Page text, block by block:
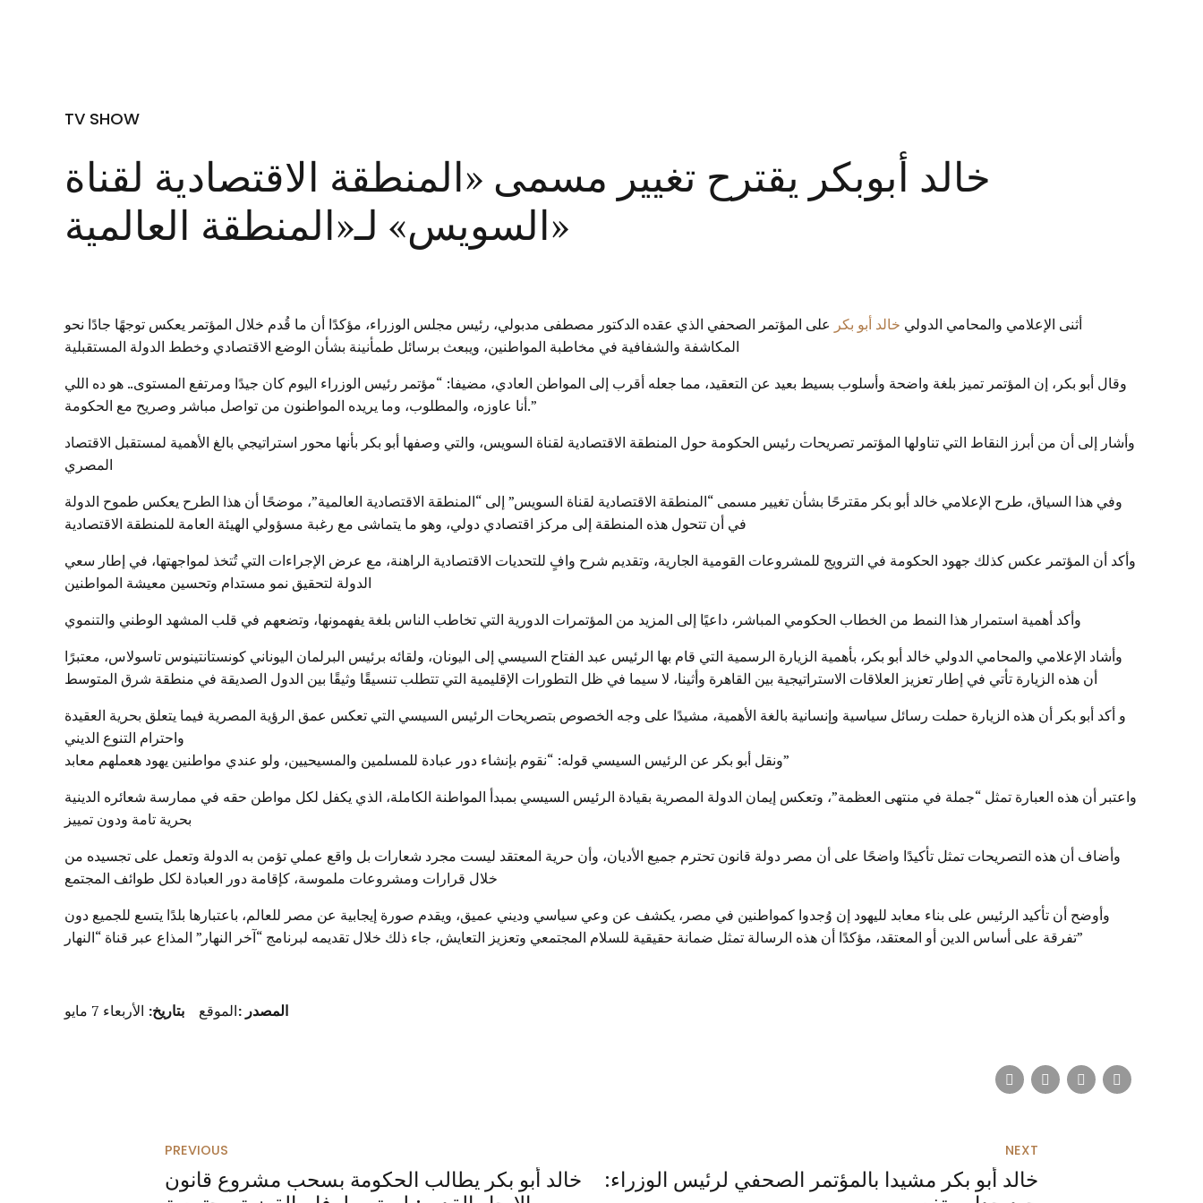
TV SHOW
خالد أبوبكر يقترح تغيير مسمى «المنطقة الاقتصادية لقناة
السويس» لـ«المنطقة العالمية»
أثنى الإعلامي والمحامي الدولي خالد أبو بكر على المؤتمر الصحفي الذي عقده الدكتور مصطفى مدبولي، رئيس مجلس الوزراء، مؤكدًا أن ما قُدم خلال المؤتمر يعكس توجهًا جادًا نحو
المكاشفة والشفافية في مخاطبة المواطنين، ويبعث برسائل طمأنينة بشأن الوضع الاقتصادي وخطط الدولة المستقبلية
وقال أبو بكر، إن المؤتمر تميز بلغة واضحة وأسلوب بسيط بعيد عن التعقيد، مما جعله أقرب إلى المواطن العادي، مضيفا: “مؤتمر رئيس الوزراء اليوم كان جيدًا ومرتفع المستوى.. هو ده اللي
أنا عاوزه، والمطلوب، وما يريده المواطنون من تواصل مباشر وصريح مع الحكومة.”
وأشار إلى أن من أبرز النقاط التي تناولها المؤتمر تصريحات رئيس الحكومة حول المنطقة الاقتصادية لقناة السويس، والتي وصفها أبو بكر بأنها محور استراتيجي بالغ الأهمية لمستقبل الاقتصاد
المصري
وفي هذا السياق، طرح الإعلامي خالد أبو بكر مقترحًا بشأن تغيير مسمى “المنطقة الاقتصادية لقناة السويس” إلى “المنطقة الاقتصادية العالمية”، موضحًا أن هذا الطرح يعكس طموح الدولة
في أن تتحول هذه المنطقة إلى مركز اقتصادي دولي، وهو ما يتماشى مع رغبة مسؤولي الهيئة العامة للمنطقة الاقتصادية
وأكد أن المؤتمر عكس كذلك جهود الحكومة في الترويج للمشروعات القومية الجارية، وتقديم شرح وافٍ للتحديات الاقتصادية الراهنة، مع عرض الإجراءات التي تُتخذ لمواجهتها، في إطار سعي
الدولة لتحقيق نمو مستدام وتحسين معيشة المواطنين
وأكد أهمية استمرار هذا النمط من الخطاب الحكومي المباشر، داعيًا إلى المزيد من المؤتمرات الدورية التي تخاطب الناس بلغة يفهمونها، وتضعهم في قلب المشهد الوطني والتنموي
وأشاد الإعلامي والمحامي الدولي خالد أبو بكر، بأهمية الزيارة الرسمية التي قام بها الرئيس عبد الفتاح السيسي إلى اليونان، ولقائه برئيس البرلمان اليوناني كونستانتينوس تاسولاس، معتبرًا
أن هذه الزيارة تأتي في إطار تعزيز العلاقات الاستراتيجية بين القاهرة وأثينا، لا سيما في ظل التطورات الإقليمية التي تتطلب تنسيقًا وثيقًا بين الدول الصديقة في منطقة شرق المتوسط
و أكد أبو بكر أن هذه الزيارة حملت رسائل سياسية وإنسانية بالغة الأهمية، مشيدًا على وجه الخصوص بتصريحات الرئيس السيسي التي تعكس عمق الرؤية المصرية فيما يتعلق بحرية العقيدة
واحترام التنوع الديني
ونقل أبو بكر عن الرئيس السيسي قوله: “نقوم بإنشاء دور عبادة للمسلمين والمسيحيين، ولو عندي مواطنين يهود هعملهم معابد”
واعتبر أن هذه العبارة تمثل “جملة في منتهى العظمة”، وتعكس إيمان الدولة المصرية بقيادة الرئيس السيسي بمبدأ المواطنة الكاملة، الذي يكفل لكل مواطن حقه في ممارسة شعائره الدينية
بحرية تامة ودون تمييز
وأضاف أن هذه التصريحات تمثل تأكيدًا واضحًا على أن مصر دولة قانون تحترم جميع الأديان، وأن حرية المعتقد ليست مجرد شعارات بل واقع عملي تؤمن به الدولة وتعمل على تجسيده من
خلال قرارات ومشروعات ملموسة، كإقامة دور العبادة لكل طوائف المجتمع
وأوضح أن تأكيد الرئيس على بناء معابد لليهود إن وُجدوا كمواطنين في مصر، يكشف عن وعي سياسي وديني عميق، ويقدم صورة إيجابية عن مصر للعالم، باعتبارها بلدًا يتسع للجميع دون
تفرقة على أساس الدين أو المعتقد، مؤكدًا أن هذه الرسالة تمثل ضمانة حقيقية للسلام المجتمعي وتعزيز التعايش، جاء ذلك خلال تقديمه لبرنامج “آخر النهار” المذاع عبر قناة “النهار”
المصدر :الموقع بتاريخ: الأربعاء 7 مايو
PREVIOUS
خالد أبو بكر يطالب الحكومة بسحب مشروع قانون
NEXT
خالد أبو بكر مشيدا بالمؤتمر الصحفي لرئيس الوزراء: